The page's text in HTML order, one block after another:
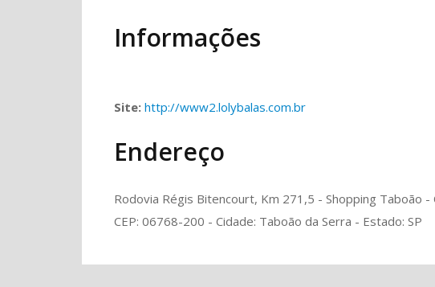
Informações
Site: http://www2.lolybalas.com.br
Endereço
Rodovia Régis Bitencourt, Km 271,5 - Shopping Taboão -
CEP: 06768-200 - Cidade: Taboão da Serra - Estado: SP